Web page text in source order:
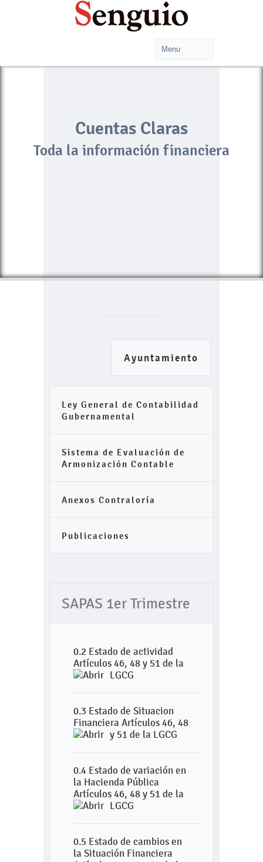
Cuentas Claras
Toda la información financiera
Ayuntamiento
Ley General de Contabilidad
Gubernamental
Sistema de Evaluación de
Armonización Contable
Anexos Contraloría
Publicaciones
SAPAS 1er Trimestre
0.2 Estado de actividad
Artículos 46, 48 y 51 de la
LGCG
0.3 Estado de Situacion
Financiera Artículos 46, 48
y 51 de la LGCG
0.4 Estado de variación en
la Hacienda Pública
Artículos 46, 48 y 51 de la
LGCG
0.5 Estado de cambios en
la Situación Financiera